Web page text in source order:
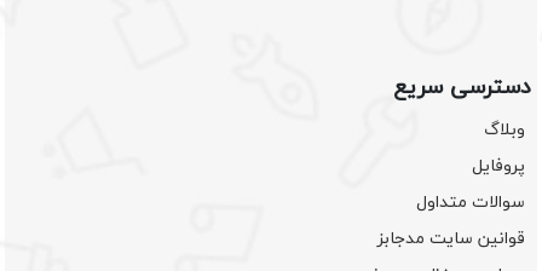
دسترسی سریع
وبلاگ
پروفایل
سوالات متداول
قوانین سایت مدجابز